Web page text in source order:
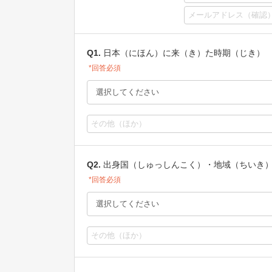
Q1. 日本（にほん）に来（き）た時期（じき）
*回答必須
Q2. 出身国（しゅっしんこく）・地域（ちいき
*回答必須